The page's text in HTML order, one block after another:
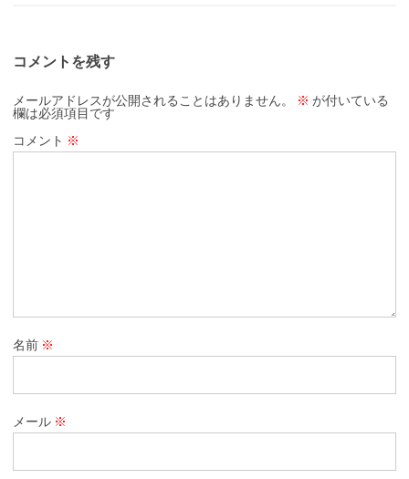
コメントを残す
メールアドレスが公開されることはありません。 ※ が付いている
欄は必須項目です
コメント ※
名前 ※
メール ※